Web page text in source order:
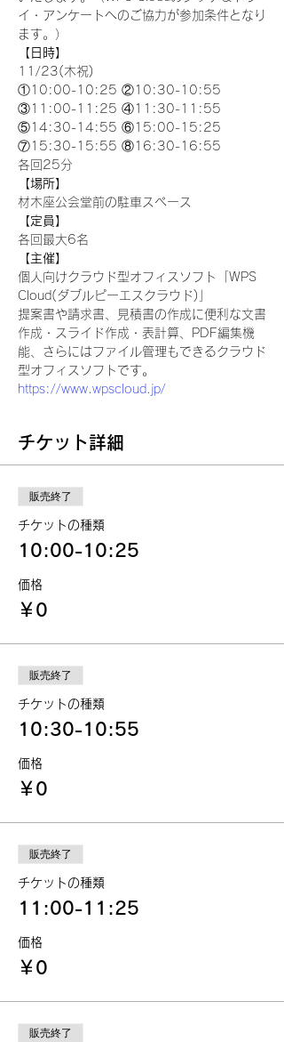
イ・アンケートへのご協力が参加条件となり
ます。）
【日時】
11/23(木祝)
①10:00-10:25 ②10:30-10:55
③11:00-11:25 ④11:30-11:55
⑤14:30-14:55 ⑥15:00-15:25
⑦15:30-15:55 ⑧16:30-16:55
各回25分
【場所】
材木座公会堂前の駐車スペース
【定員】
各回最大6名
【主催】
個人向けクラウド型オフィスソフト「WPS
Cloud(ダブルピーエスクラウド)」
提案書や請求書、見積書の作成に便利な文書
作成・スライド作成・表計算、PDF編集機
能、さらにはファイル管理もできるクラウド
型オフィスソフトです。
https://www.wpscloud.jp/
チケット詳細
販売終了
チケットの種類
10:00-10:25
価格
￥0
販売終了
チケットの種類
10:30-10:55
価格
￥0
販売終了
チケットの種類
11:00-11:25
価格
￥0
販売終了